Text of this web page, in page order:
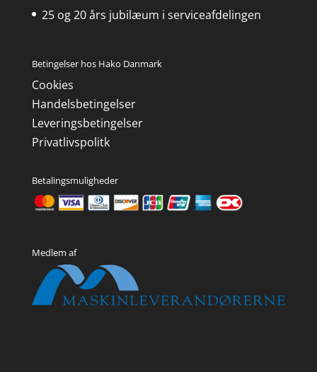
25 og 20 års jubilæum i serviceafdelingen
Betingelser hos Hako Danmark
Cookies
Handelsbetingelser
Leveringsbetingelser
Privatlivspolitk
Betalingsmuligheder
Medlem af